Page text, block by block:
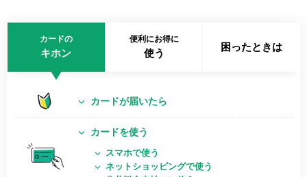
カードの
キホン
便利にお得に
使う
困ったときは
カードが届いたら
カードを使う
スマホで使う
ネットショッピングで使う